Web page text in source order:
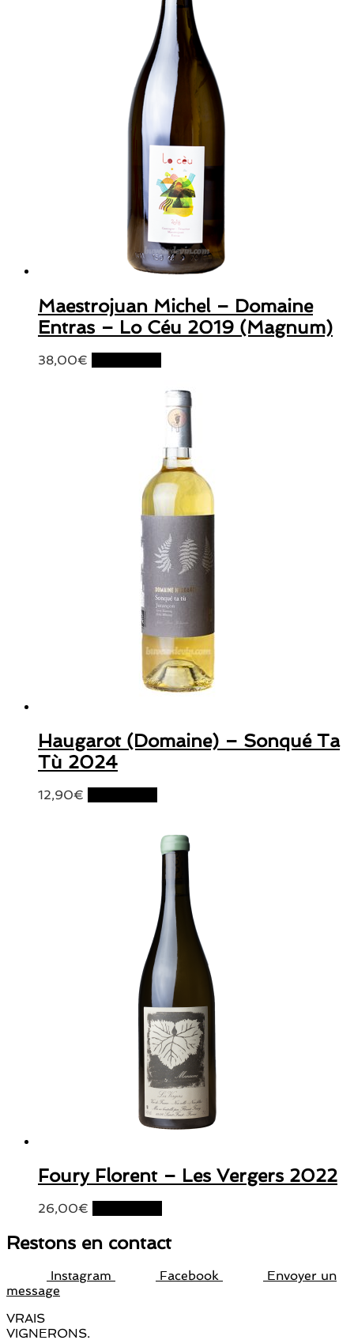
Maestrojuan Michel – Domaine
Entras – Lo Céu 2019 (Magnum)
38,00€
Haugarot (Domaine) – Sonqué Ta
Tù 2024
12,90€
Foury Florent – Les Vergers 2022
26,00€
Restons en contact
Instagram Facebook
Envoyer un
message
VRAIS
VIGNERONS.